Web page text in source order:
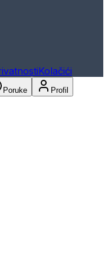
Kolačići
Poruke Profil